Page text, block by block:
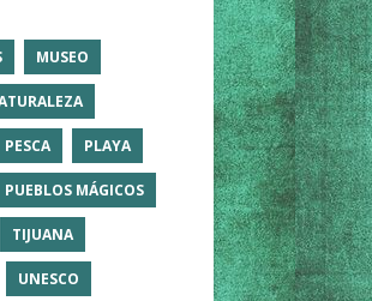
MUSEO
PESCA PLAYA
PUEBLOS MÁGICOS
TIJUANA
UNESCO